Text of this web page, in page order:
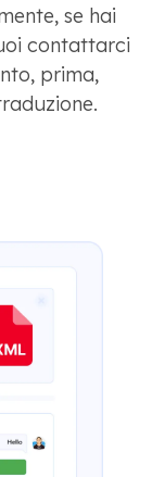
se hai
contattarci
prima,